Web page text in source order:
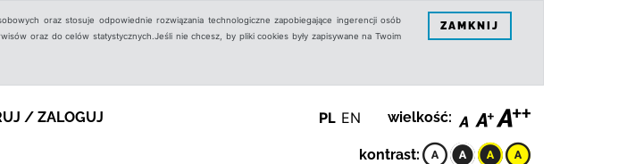
oraz stosuje odpowiednie rozwiązania technologiczne zapobiegające ingerencji osób
oraz do celów statystycznych.Jeśli nie chcesz, by pliki cookies były zapisywane na Twoim
ZAMKNIJ
/ ZALOGUJ PL EN wielkość:
kontrast: